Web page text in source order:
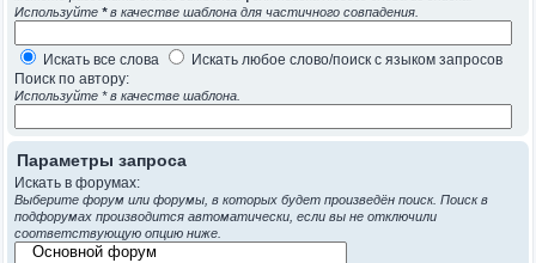
Используйте *в качестве шаблона для частичного совпадения.
Искать все слова
Искать любое слово/поиск с языком запросов
Поиск по автору:
Используйте * в качестве шаблона.
Параметры запроса
Искать в форумах:
Выберите форум или форумы, в которых будет произведён поиск. Поиск в
подфорумах производится автоматически, если вы не отключили
соответствующую опцию ниже.